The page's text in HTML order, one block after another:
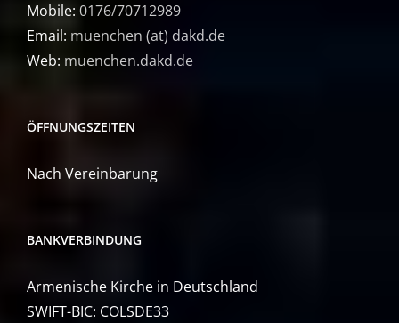
Mobile: 0176/70712989
Email: muenchen (at) dakd.de
Web: muenchen.dakd.de
ÖFFNUNGSZEITEN
Nach Vereinbarung
BANKVERBINDUNG
Armenische Kirche in Deutschland
SWIFT-BIC: COLSDE33